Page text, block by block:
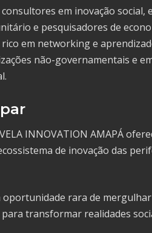
em inovação social,
e pesquisadores de
em networking e
não-governamentais e
INNOVATION AMAPÁ
de inovação das
rara de
transformar realidades